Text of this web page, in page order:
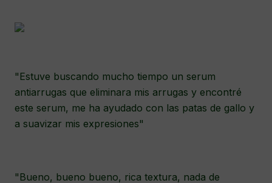
"Estuve buscando mucho tiempo un serum
antiarrugas que eliminara mis arrugas y encontré
este serum, me ha ayudado con las patas de gallo y
a suavizar mis expresiones"
"Bueno, bueno bueno, rica textura, nada de